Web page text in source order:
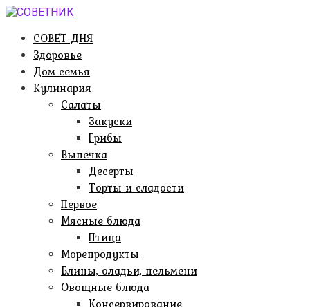
Перейти
контентуСОВЕТ ДНЯ
Здоровье
Дом семья
Кулинария
Салаты
Закуски
Грибы
Выпечка
Десерты
Торты и сладости
Первое
Мясные блюда
Птица
Морепродукты
Блины, оладьи, пельмени
Овощные блюда
Консервирование